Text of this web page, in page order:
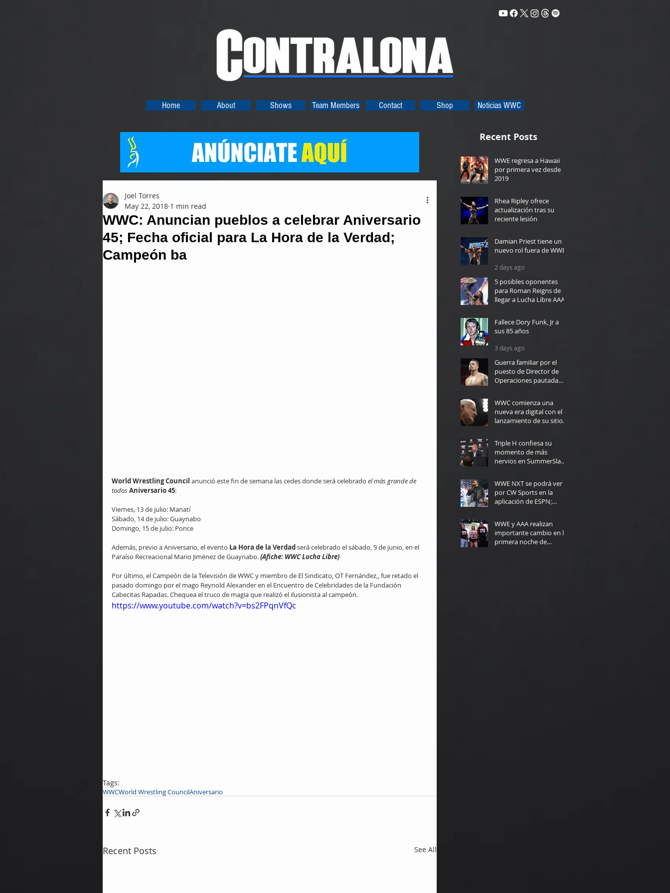
Home About Shows Team Members Contact Shop Noticias WWC
WWC: Anuncian pueblos a celebrar Aniversario
45; Fecha oficial para La Hora de la Verdad;
Campeón ba
Joel Torres
May 22, 2018 1 min read
World Wrestling Council anunció este fin de semana las cedes donde será celebrado el más grande de
todosAniversario 45:
Viernes, 13 de julio: Manatí
Sábado, 14 de julio: Guaynabo
Domingo, 15 de julio: Ponce
Además, previo a Aniversario, el evento La Hora de la Verdad será celebrado el sábado, 9 de junio, en el
Paraíso Recreacional Mario Jiménez de Guaynabo. (Afiche: WWC Lucha Libre)
Por último, el Campeón de la Televisión de WWC y miembro de El Sindicato, OT Fernández,, fue retado el
pasado domingo por el mago Reynold Alexander en el Encuentro de Celebridades de la Fundación
Cabecitas Rapadas. Chequea el truco de magia que realizó el ilusionista al campeón.
https://www.youtube.com/watch?v=bs2FPqnVfQc
Tags:
WWCWorld Wrestling CouncilAniversario
Recent Posts See All
Recent Posts
WWE regresa a Hawaii
por primera vez desde
2019
Rhea Ripley ofrece
actualización tras su
reciente lesión
Damian Priest tiene un
nuevo rol fuera de WWE
2 days ago
5 posibles oponentes
para Roman Reigns de
llegar a Lucha Libre AAA
Fallece Dory Funk, Jr a
sus 85 años
3 days ago
Guerra familiar por el
puesto de Director de
Operaciones pautada
WWC comienza una
nueva era digital con el
lanzamiento de su sitio
Triple H confiesa su
momento de más
nervios en SummerSlam:
WWE NXT se podrá ver
por CW Sports en la
aplicación de ESPN;
WWE y AAA realizan
importante cambio en la
primera noche de